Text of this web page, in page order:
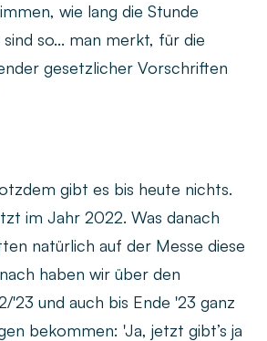
wie lang die Stunde
so... man merkt, für die
gesetzlicher Vorschriften
gibt es bis heute nichts.
im Jahr 2022. Was danach
natürlich auf der Messe diese
haben wir über den
'23 und auch bis Ende '23 ganz
bekommen: 'Ja, jetzt gibt’s ja